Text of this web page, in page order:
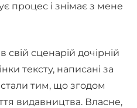
процес і знімає з мене
сценарій дочірній
тексту, написані за
стали тим, що згодом
видавництва. Власне,